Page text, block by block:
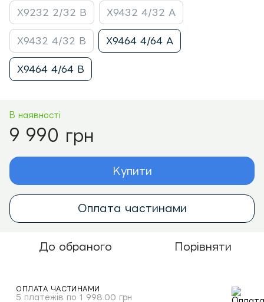
X9232 2/32 B X9432 4/32 A
X9432 4/32 B X9464 4/64 A
X9464 4/64 B
В наявності
9 990 грн
Купити
Оплата частинами
До обраного Порівняти
ОПЛАТА ЧАСТИНАМИ
5 платежів по 1 998.00 грн